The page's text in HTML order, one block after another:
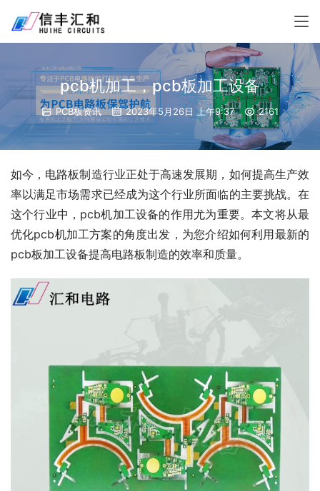
pcb机加工，pcb板加工设备
PCB板资讯 2023年5月26日 上午9:37 2161
如今，电路板制造行业正处于高速发展期，如何提高生产效
率以满足市场需求已经成为这个行业所面临的主要挑战。在
这个行业中，pcb机加工设备的作用尤为重要。本文将从最
优化pcb机加工方案的角度出发，为您介绍如何利用最新的
pcb板加工设备提高电路板制造的效率和质量。